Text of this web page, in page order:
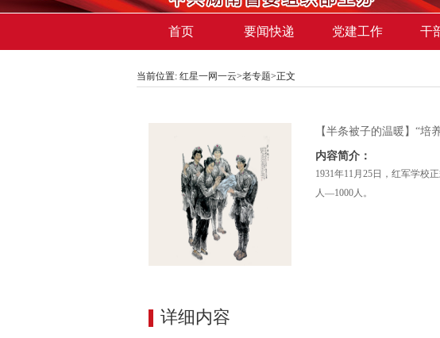
首页 要闻快递 党建工作 干
当前位置: 红星一网一云>老专题>正文
【半条被子的温暖】“培
内容简介：
1931年11月25日，红军学校
人—1000人。
详细内容